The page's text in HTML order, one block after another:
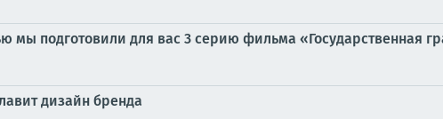
мы подготовили для вас 3 серию фильма «Государственная
дизайн бренда